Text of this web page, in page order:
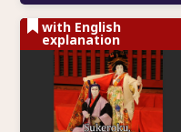
with English
explanation